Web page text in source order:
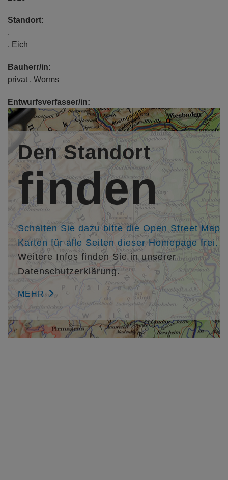
Standort:
.
. Eich
Bauherr/in:
privat , Worms
Entwurfsverfasser/in:
Architekt B.A. Manuel Müller-Janson, BAULUSTRAUM |
Büro für nachhaltige Architektur, Zwingenberg,
http://www.baulustraum.de
Büropartner/in:
. M.Eng. Waldemar Seldenreich
Kollegen/in:
Architekt Dipl.-Ing. Ralf Gotha, Worms,
http://www.architektur-stadtplanung.de
Den Standort
finden
Schalten Sie dazu bitte die Open Street Map
Karten für alle Seiten dieser Homepage frei.
Weitere Infos finden Sie in unserer
Datenschutzerklärung.
MEHR